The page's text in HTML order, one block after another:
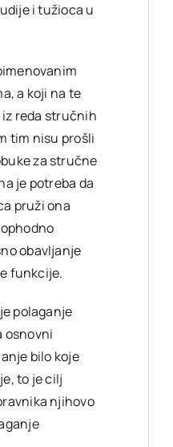
i tužioca u
a koji na te
reda stručnih
tim nisu prošli
za stručne
je potreba da
pruži ona
obavljanje
funkcije.
polaganje
osnovni
bilo koje
to je cilj
njihovo